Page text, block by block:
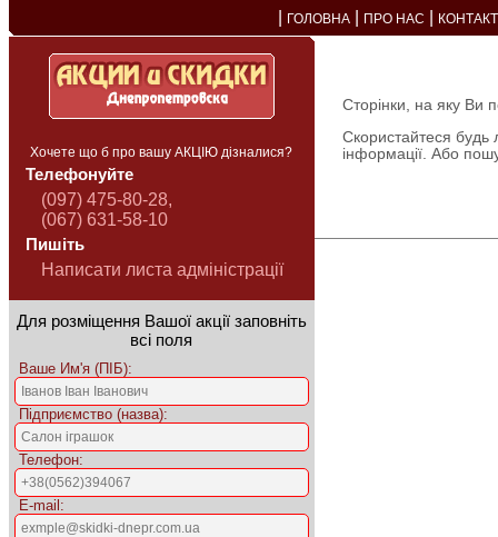
ГОЛОВНА ПРО НАС
Хочете що б про вашу АКЦІЮ дізналися?
Телефонуйте
(097) 475-80-28,
(067) 631-58-10
Пишіть
Написати листа адміністрації
Для розміщення Вашої акції заповніть
всі поля
Ваше Им'я (ПІБ):
Підприємство (назва):
Телефон:
E-mail:
Сторінки, на яку Ви
Скористайтеся будь
інформації. Або